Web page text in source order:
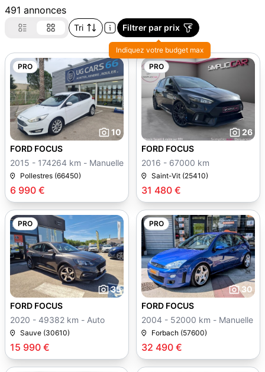
491 annonces
Tri Filtrer par prix
Indiquez votre budget max
PRO
10
6 990 €
FORD FOCUS
2015 - 174264 km - Manuelle
Pollestres (66450)
PRO
26
31 480 €
FORD FOCUS
2016 - 67000 km
Saint-Vit (25410)
PRO
35
15 990 €
FORD FOCUS
2020 - 49382 km - Auto
Sauve (30610)
PRO
30
32 490 €
FORD FOCUS
2004 - 52000 km - Manuelle
Forbach (57600)